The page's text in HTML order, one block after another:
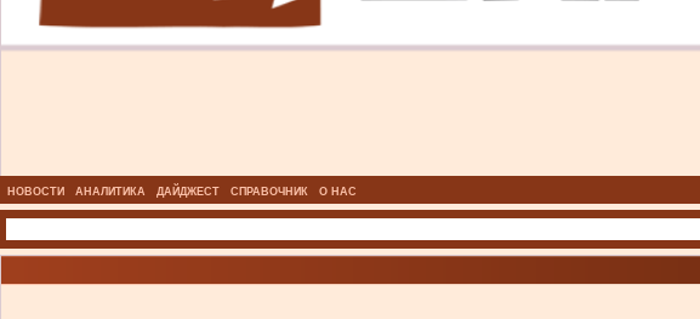
НОВОСТИ АНАЛИТИКА ДАЙДЖЕСТ СПРАВОЧНИК О НАС